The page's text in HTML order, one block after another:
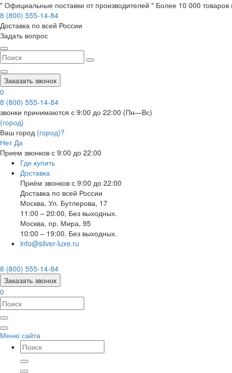
" Официальные поставки от производителей " Более 10 000
8 (800) 555-14-84
Доставка по всей России
Задать вопрос
Заказать звонок
0
8 (800) 555-14-84
звонки принимаются с 9:00 до 22:00 (Пн—Вс)
(город)
Ваш город (город)?
Нет Да
Прием звонков с 9:00 до 22:00
Где купить
Доставка
Приём звонков с 9:00 до 22:00
Доставка по всей России
Москва, Ул. Бутлерова, 17
11:00 – 20:00, Без выходных.
Москва, пр. Мира, 95
10:00 – 19:00. Без выходных.
info@silver-luxe.ru
8 (800) 555-14-84
Заказать звонок
0
Меню сайта